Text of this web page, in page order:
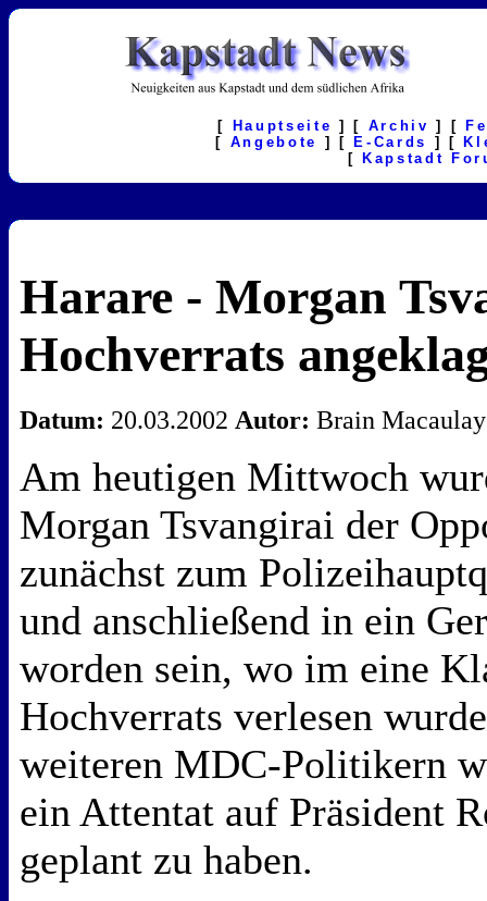
[ Hauptseite ] [ Archiv ] [
[ Angebote ] [ E-Cards ] [
[
Kapstadt
Harare - Morgan
Hochverrats
Datum: 20.03.2002 Autor: Brain
Am heutigen Mittwoch
Morgan Tsvangirai der
zunächst zum
und anschließend in ein
worden sein, wo im eine
Hochverrats verlesen
weiteren MDC-Politikern
ein Attentat auf Präsident
geplant zu haben.